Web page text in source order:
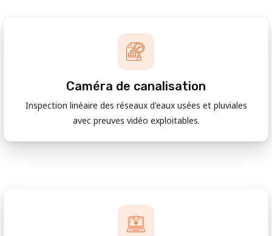
Caméra de canalisation
Inspection linéaire des réseaux d'eaux usées et pluviales
avec preuves vidéo exploitables.